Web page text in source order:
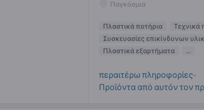
Παγκόσμια
Πλαστικά ποτήρια Τεχνικά
Συσκευασίες επικίνδυνων
Πλαστικά εξαρτήματα
...
περαιτέρω πληροφορίες-
Προϊόντα από αυτόν τον